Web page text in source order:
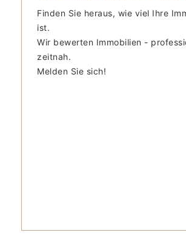
Finden Sie heraus, wie viel Ihre
ist.
Wir bewerten Immobilien -
zeitnah.
Melden Sie sich!